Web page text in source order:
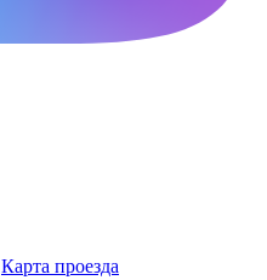
Карта проезда